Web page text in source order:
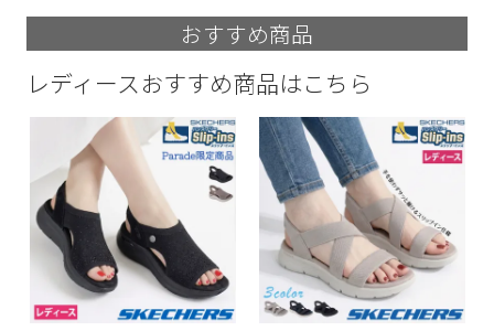
おすすめ商品
レディースおすすめ商品はこちら